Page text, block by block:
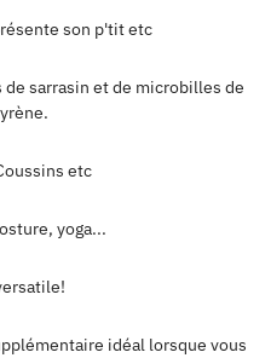
son p'tit etc
sarrasin et de microbilles de
etc
yoga...
idéal lorsque vous